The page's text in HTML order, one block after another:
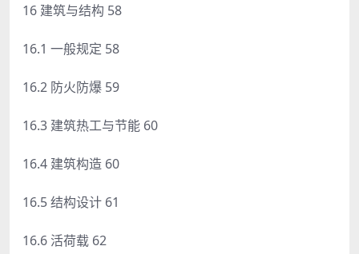
16 建筑与结构 58
16.1 一般规定 58
16.2 防火防爆 59
16.3 建筑热工与节能 60
16.4 建筑构造 60
16.5 结构设计 61
16.6 活荷载 62